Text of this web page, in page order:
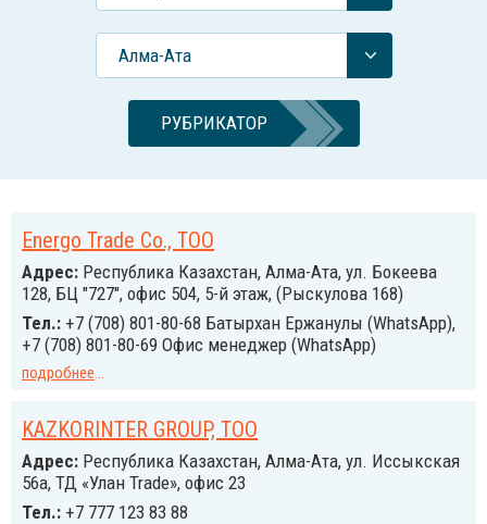
Алма-Ата
РУБРИКАТОР
Energo Trade Co., ТОО
Адрес: Республика Казахстан, Алма-Ата, ул. Бокеева
128, БЦ "727", офис 504, 5-й этаж, (Рыскулова 168)
Тел.: +7 (708) 801-80-68 Батырхан Ержанулы (WhatsApp),
+7 (708) 801-80-69 Офис менеджер (WhatsApp)
подробнее...
KAZKORINTER GROUP, ТОО
Адрес: Республика Казахстан, Алма-Ата, ул. Иссыкская
56а, ТД «Улан Trade», офис 23
Тел.: +7 777 123 83 88